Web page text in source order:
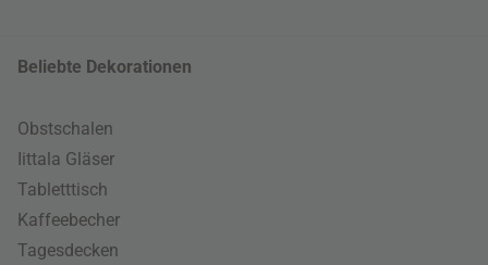
Beliebte Dekorationen
Obstschalen
Iittala Gläser
Tabletttisch
Kaffeebecher
Tagesdecken